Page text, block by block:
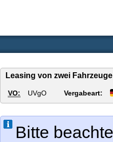
Leasing von zwei
VO: UVgO Vergabeart:
Bitte